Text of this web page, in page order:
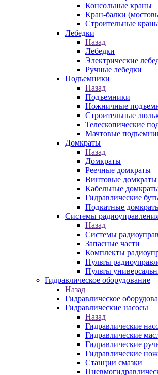
Консольные краны
Кран-балки
Строительные
Лебедки
Назад
Лебедки
Электрические
Ручные лебедки
Подъемники
Назад
Подъемники
Ножничные
Строительные
Телескопические
Мачтовые
Домкраты
Назад
Домкраты
Реечные домкраты
Винтовые домкраты
Кабельные
Гидравлические
Подкатные
Системы
Назад
Системы
Запасные части
Комплекты
Пульты
Пульты
Гидравлическое оборудование
Назад
Гидравлическое
Гидравлические насосы
Назад
Гидравлические
Гидравлические
Гидравлические
Гидравлические
Станции смазки